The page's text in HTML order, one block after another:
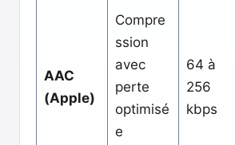
AAC
(Apple)
Compre
ssion
avec
perte
optimisé
e
64 à
256
kbps